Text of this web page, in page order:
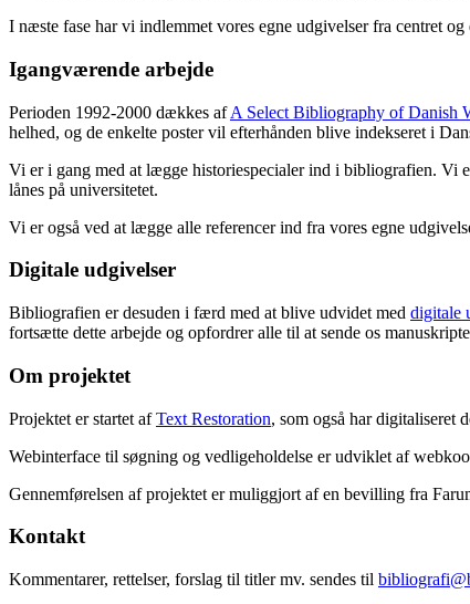
I næste fase har vi indlemmet vores egne udgivelser fra centret
Igangværende arbejde
Perioden 1992-2000 dækkes afA Select Bibliography of Danish
helhed, og de enkelte poster vil efterhånden blive indekseret i
Vi er i gang med at lægge historiespecialer ind i bibliografien. Vi
lånes på universitetet.
Vi er også ved at lægge alle referencer ind fra vores egne
Digitale udgivelser
Bibliografien er desuden i færd med at blive udvidet med digitale
fortsætte dette arbejde og opfordrer alle til at sende os
Om projektet
Projektet er startet afText Restoration, som også har digitaliseret
Webinterface til søgning og vedligeholdelse er udviklet af
Gennemførelsen af projektet er muliggjort af en bevilling fra
Kontakt
Kommentarer, rettelser, forslag til titler mv. sendes til